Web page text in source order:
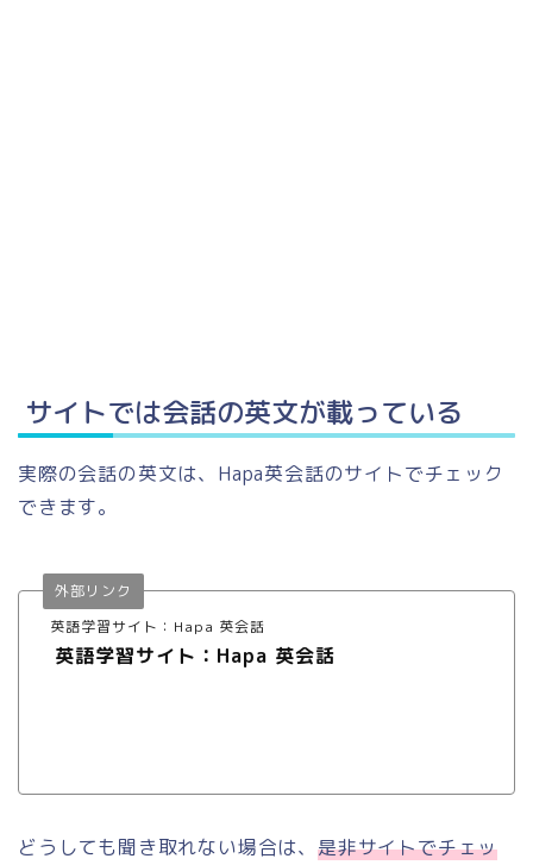
サイトでは会話の英文が載っている
実際の会話の英文は、Hapa英会話のサイトでチェック
できます。
英語学習サイト：Hapa 英会話
外部リンク
英語学習サイト：Hapa 英会話
どうしても聞き取れない場合は、 是非サイトでチェッ